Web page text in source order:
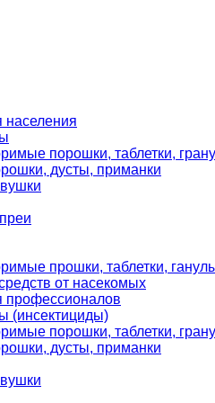
населения
порошки, таблетки,
дусты, приманки
прошки, таблетки,
от насекомых
профессионалов
(инсектициды)
порошки, таблетки,
дусты, приманки